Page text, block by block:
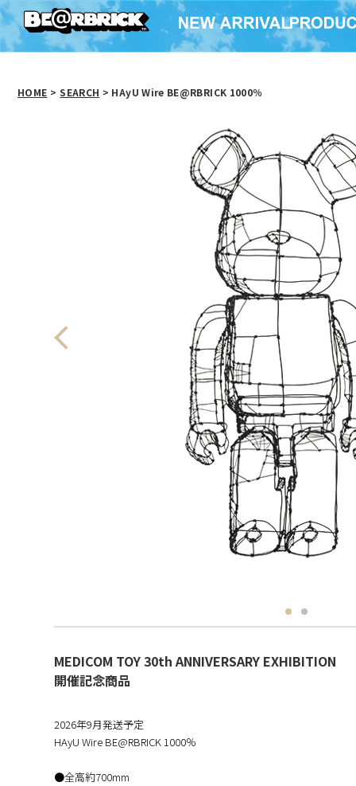
HOME > SEARCH > HAyU Wire BE@RBRICK 1000％
MEDICOM TOY 30th ANNIVERSARY EXHIBITION
開催記念商品
2026年9月発送予定
HAyU Wire BE@RBRICK 1000％
●全高約700mm